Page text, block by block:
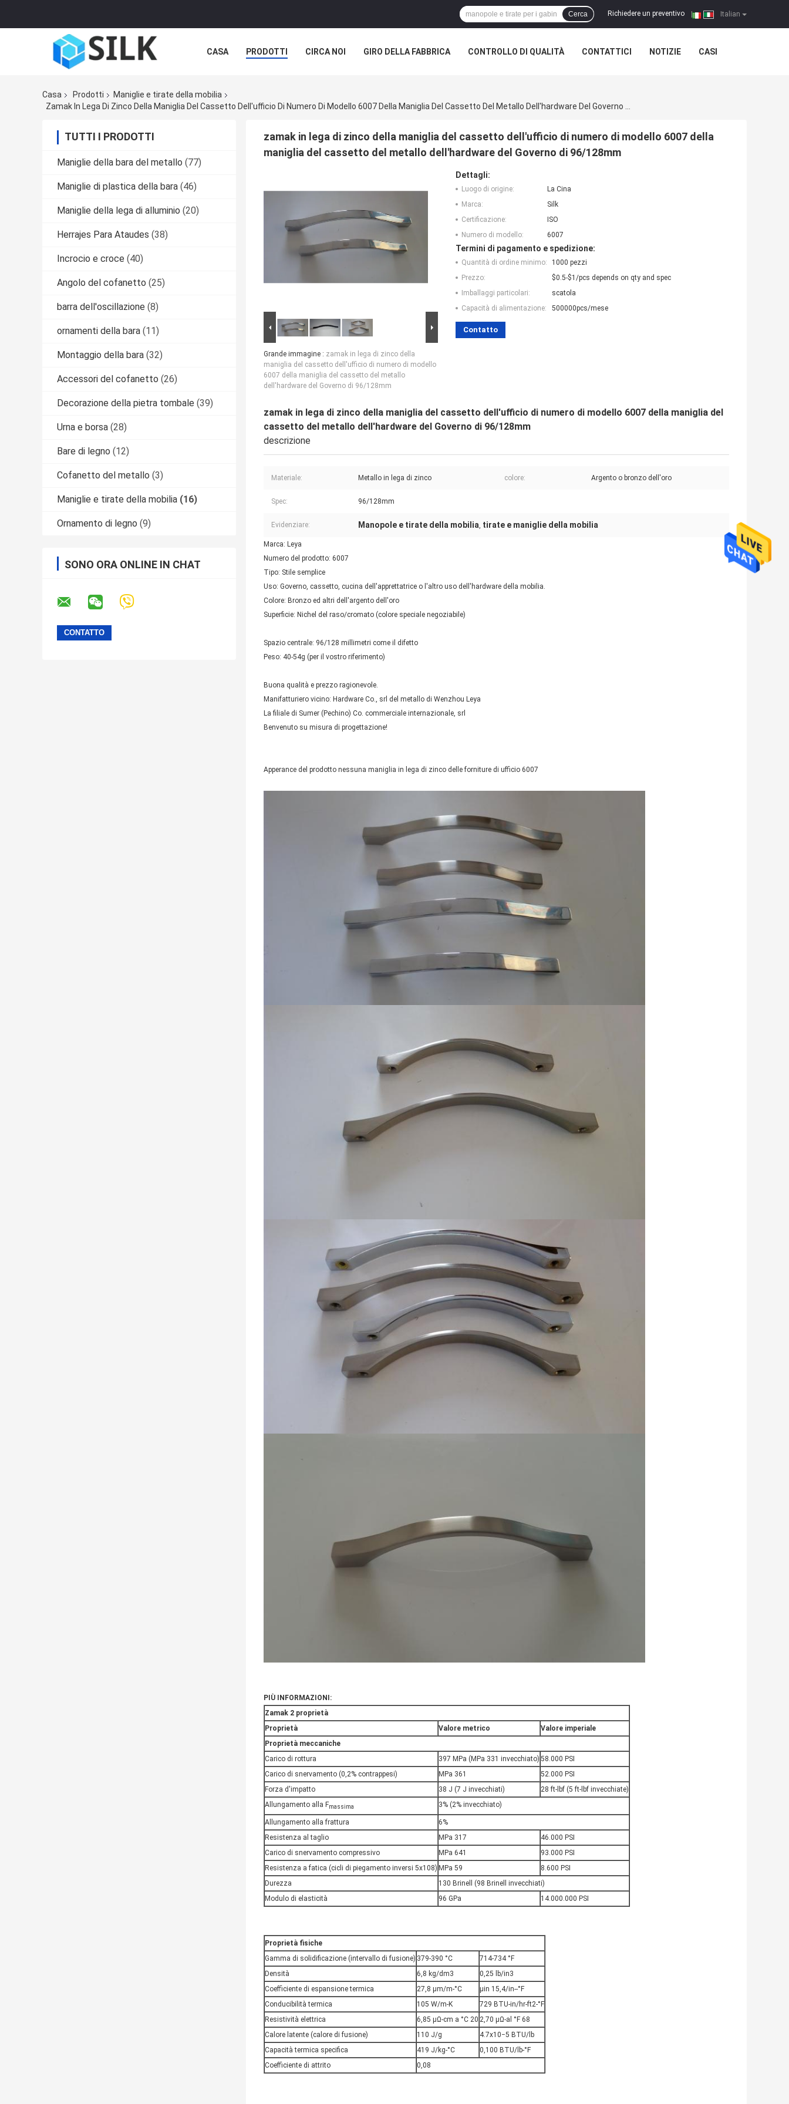
Italian
Richiedere un preventivo |
Cerca
CASA PRODOTTI CIRCA NOI GIRO DELLA FABBRICA CONTROLLO DI QUALITÀ CONTATTICI NOTIZIE CASI
Casa Prodotti
Maniglie e tirate della mobilia
TUTTI I PRODOTTI
Maniglie della bara del metallo (77)
Maniglie di plastica della bara (46)
Maniglie della lega di alluminio (20)
Herrajes Para Ataudes (38)
Incrocio e croce (40)
Angolo del cofanetto (25)
barra dell'oscillazione (8)
ornamenti della bara (11)
Montaggio della bara (32)
Accessori del cofanetto (26)
Decorazione della pietra tombale (39)
Urna e borsa (28)
Bare di legno (12)
Cofanetto del metallo (3)
Maniglie e tirate della mobilia (16)
Ornamento di legno (9)
SONO ORA ONLINE IN CHAT
zamak in lega di zinco della maniglia del cassetto dell'ufficio di numero di modello 6007 della
maniglia del cassetto del metallo dell'hardware del Governo di 96/128mm
Grande immagine : zamak in lega di zinco della
maniglia del cassetto dell'ufficio di numero di modello
6007 della maniglia del cassetto del metallo
dell'hardware del Governo di 96/128mm
Dettagli:
Luogo di origine:
La Cina
Marca:
Silk
Certificazione:
ISO
Numero di modello:
6007
Termini di pagamento e spedizione:
Quantità di ordine minimo:
1000 pezzi
Prezzo:
$0.5-$1/pcs depends on qty and spec
Imballaggi particolari:
scatola
Capacità di alimentazione:
500000pcs/mese
Contatto
zamak in lega di zinco della maniglia del cassetto dell'ufficio di numero di modello 6007 della maniglia del
cassetto del metallo dell'hardware del Governo di 96/128mm
descrizione
Materiale: Metallo in lega di zinco colore: Argento o bronzo dell'oro
Spec: 96/128mm
Evidenziare: Manopole e tirate della mobilia tirate e maniglie della mobilia
Marca: Leya
Numero del prodotto: 6007
Tipo: Stile semplice
Uso: Governo, cassetto, cucina dell'apprettatrice o l'altro uso dell'hardware della mobilia.
Colore: Bronzo ed altri dell'argento dell'oro
Superficie: Nichel del raso/cromato (colore speciale negoziabile)
Spazio centrale: 96/128 millimetri come il difetto
Peso: 40-54g (per il vostro riferimento)
Buona qualità e prezzo ragionevole.
Manifatturiero vicino: Hardware Co., srl del metallo di Wenzhou Leya
La filiale di Sumer (Pechino) Co. commerciale internazionale, srl
Benvenuto su misura di progettazione!
Apperance del prodotto nessuna maniglia in lega di zinco delle forniture di ufficio 6007
PIÙ INFORMAZIONI:
Zamak 2 proprietà
Proprietà
Valore metrico
Valore imperiale
Proprietà meccaniche
Carico di rottura
397 MPa (MPa 331 invecchiato) 58.000 PSI
Carico di snervamento (0,2% contrappesi)
MPa 361
52.000 PSI
Forza d'impatto
38 J (7 J invecchiati)
28 ft-lbf (5 ft-lbf invecchiate)
Allungamento alla Fmassima 3% (2% invecchiato)
Allungamento alla frattura
6%
Resistenza al taglio
MPa 317
46.000 PSI
Carico di snervamento compressivo
MPa 641
93.000 PSI
Resistenza a fatica (cicli di piegamento inversi 5x108) MPa 59
8.600 PSI
Durezza
130 Brinell (98 Brinell invecchiati)
Modulo di elasticità
96 GPa 14.000.000 PSI
Proprietà fisiche
Gamma di solidificazione (intervallo di fusione) 379-390 °C
714-734 °F
Densità
6,8 kg/dm3
0,25 lb/in3
Coefficiente di espansione termica
27,8 μm/m-°C
μin 15,4/in--°F
Conducibilità termica
105 W/m-K
729 BTU-in/hr-ft2-°F
Resistività elettrica
6,85 μΩ-cm a °C 20 2,70 μΩ-al °F 68
Calore latente (calore di fusione)
110 J/g
4.7x10−5 BTU/lb
Capacità termica specifica
419 J/kg-°C
0,100 BTU/lb-°F
Coefficiente di attrito
0,08